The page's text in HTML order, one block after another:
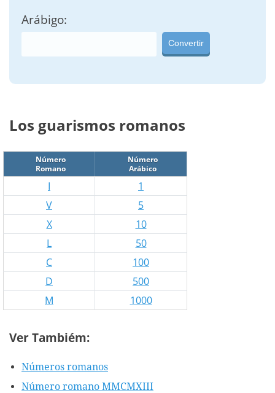
Arábigo:
Convertir
Los guarismos romanos
Número
Romano
Número
Arábico
I
1
V
5
X
10
L
50
C
100
D
500
M
1000
Ver Tambiém:
Números romanos
Número romano MMCMXIII